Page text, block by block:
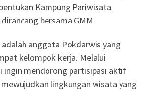
Kampung Pariwisata
bersama GMM.
anggota Pokdarwis yang
kelompok kerja. Melalui
ingin mendorong partisipasi aktif
lingkungan wisata yang